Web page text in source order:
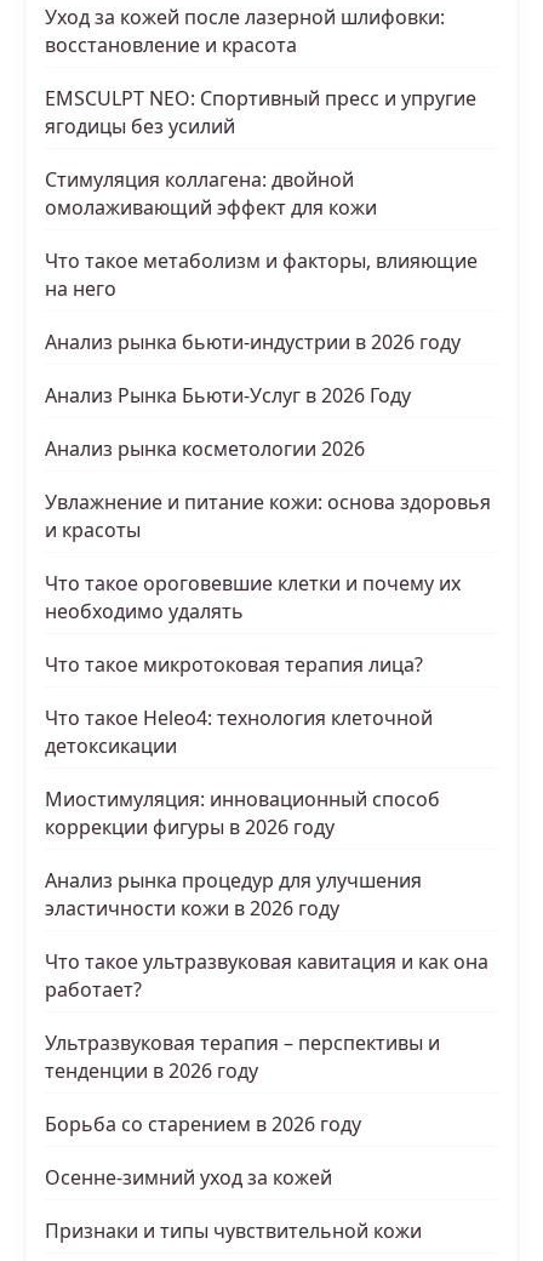
Уход за кожей после лазерной шлифовки:
восстановление и красота
EMSCULPT NEO: Спортивный пресс и упругие
ягодицы без усилий
Стимуляция коллагена: двойной
омолаживающий эффект для кожи
Что такое метаболизм и факторы, влияющие
на него
Анализ рынка бьюти-индустрии в 2026 году
Анализ Рынка Бьюти-Услуг в 2026 Году
Анализ рынка косметологии 2026
Увлажнение и питание кожи: основа здоровья
и красоты
Что такое ороговевшие клетки и почему их
необходимо удалять
Что такое микротоковая терапия лица?
Что такое Heleo4: технология клеточной
детоксикации
Миостимуляция: инновационный способ
коррекции фигуры в 2026 году
Анализ рынка процедур для улучшения
эластичности кожи в 2026 году
Что такое ультразвуковая кавитация и как она
работает?
Ультразвуковая терапия – перспективы и
тенденции в 2026 году
Борьба со старением в 2026 году
Осенне-зимний уход за кожей
Признаки и типы чувствительной кожи